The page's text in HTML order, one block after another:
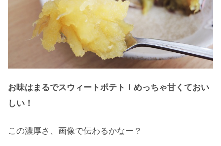
お味はまるでスウィートポテト！めっちゃ甘くておい
しい！
この濃厚さ、画像で伝わるかなー？